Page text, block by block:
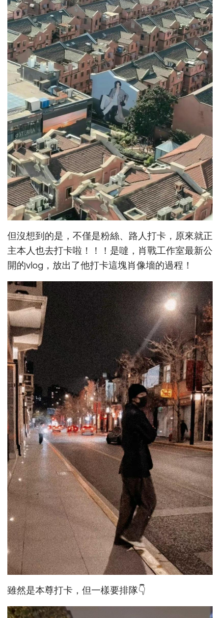
但沒想到的是，不僅是粉絲、路人打卡，原來就正
主本人也去打卡啦！！！是噠，肖戰工作室最新公
開的vlog，放出了他打卡這塊肖像墻的過程！
雖然是本尊打卡，但一樣要排隊👇